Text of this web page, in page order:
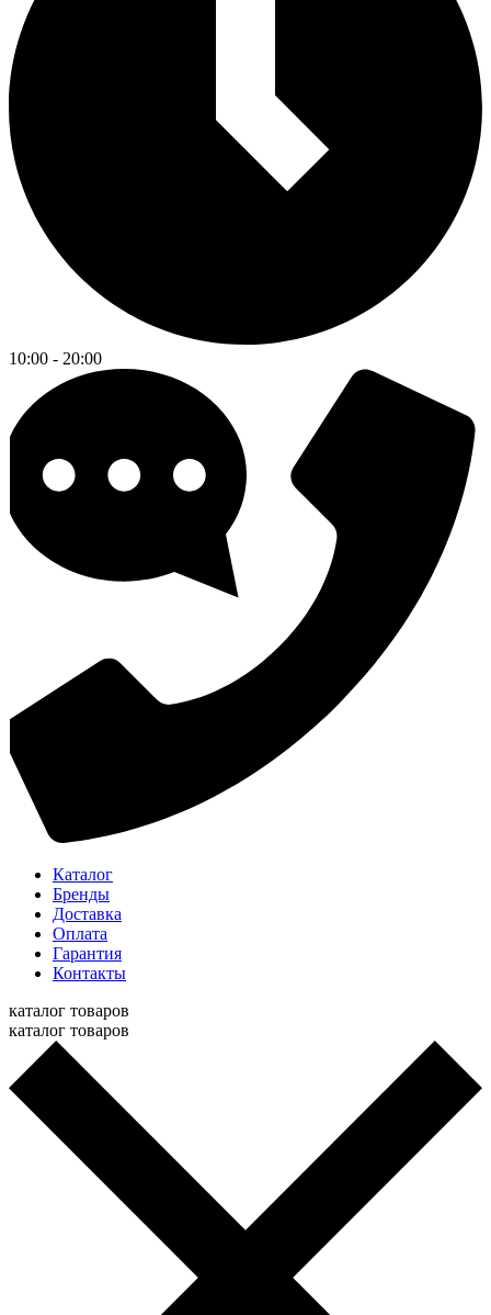
10:00 - 20:00
Каталог
Бренды
Доставка
Оплата
Гарантия
Контакты
каталог товаров
каталог товаров